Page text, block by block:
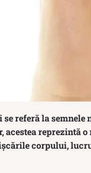
referă la semnele
reprezintă
corpului,